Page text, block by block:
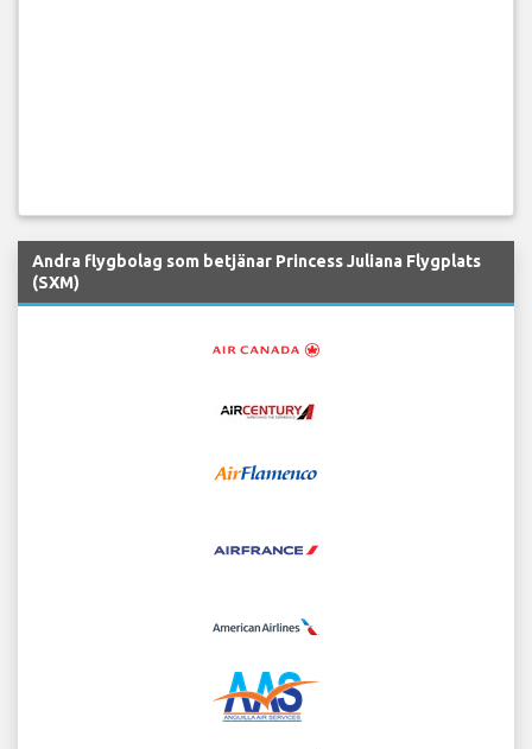
Andra flygbolag som betjänar Princess Juliana Flygplats
(SXM)